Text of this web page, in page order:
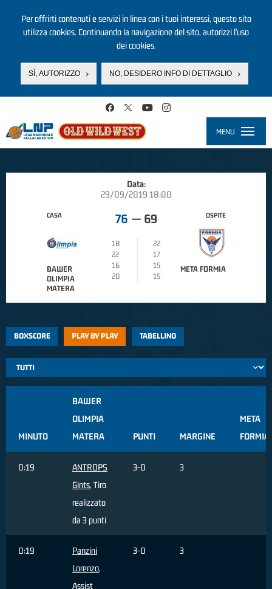
Per offrirti contenuti e servizi in linea con i tuoi interessi, questo sito
utilizza cookies. Continuando la navigazione del sito, autorizzi l’uso
dei cookies.
SÌ, AUTORIZZO NO, DESIDERO INFO DI DETTAGLIO
MENU
Data:
29/09/2019 18:00
CASA
BAWER
OLIMPIA
MATERA
76 — 69
18
22
22
17
16
15
20
15
OSPITE
META FORMIA
BOXSCORE PLAY BY PLAY TABELLINO
MINUTO
BAWER
OLIMPIA
MATERA
PUNTI MARGINE
META
FORMIA
0:19
ANTROPS
Gints, Tiro
realizzato
da 3 punti
3-0 3
0:19
Panzini
Lorenzo,
Assist
3-0 3